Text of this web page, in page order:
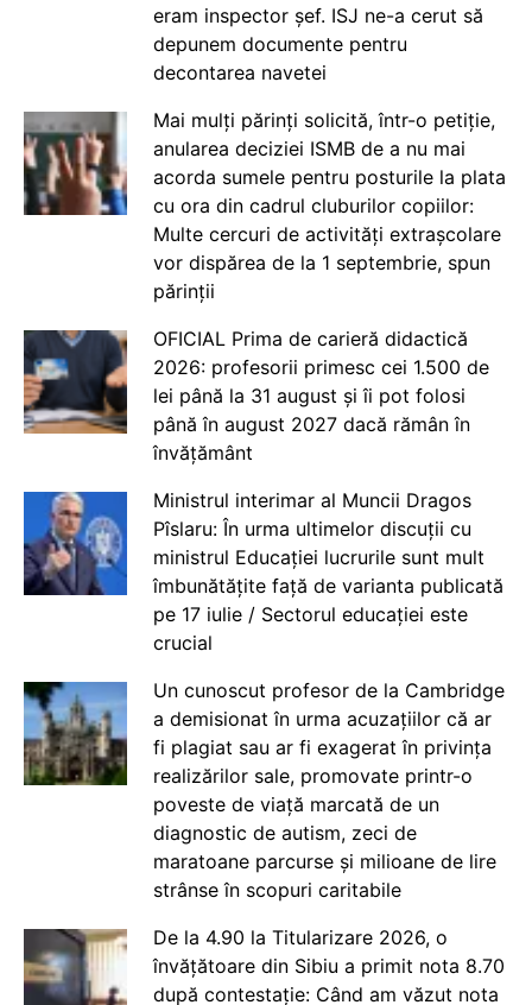
eram inspector șef. ISJ ne-a cerut să
depunem documente pentru
decontarea navetei
Mai mulți părinți solicită, într-o petiție,
anularea deciziei ISMB de a nu mai
acorda sumele pentru posturile la plata
cu ora din cadrul cluburilor copiilor:
Multe cercuri de activități extrașcolare
vor dispărea de la 1 septembrie, spun
părinții
OFICIAL Prima de carieră didactică
2026: profesorii primesc cei 1.500 de
lei până la 31 august și îi pot folosi
până în august 2027 dacă rămân în
învățământ
Ministrul interimar al Muncii Dragos
Pîslaru: În urma ultimelor discuții cu
ministrul Educației lucrurile sunt mult
îmbunătățite față de varianta publicată
pe 17 iulie / Sectorul educației este
crucial
Un cunoscut profesor de la Cambridge
a demisionat în urma acuzațiilor că ar
fi plagiat sau ar fi exagerat în privința
realizărilor sale, promovate printr-o
poveste de viață marcată de un
diagnostic de autism, zeci de
maratoane parcurse și milioane de lire
strânse în scopuri caritabile
De la 4.90 la Titularizare 2026, o
învățătoare din Sibiu a primit nota 8.70
după contestație: Când am văzut nota